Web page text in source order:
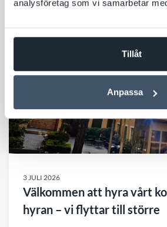
analysföretag som vi samarbetar
Tillåt
Anpassa
avgörande för synligheten.
3 JULI 2026
Välkommen att hyra vårt
hyran – vi flyttar till större